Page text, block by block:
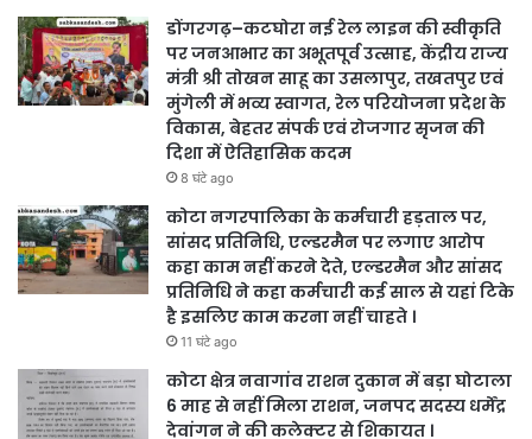
डोंगरगढ़–कटघोरा नई रेल लाइन की स्वीकृति
पर जनआभार का अभूतपूर्व उत्साह, केंद्रीय राज्य
मंत्री श्री तोखन साहू का उसलापुर, तखतपुर एवं
मुंगेली में भव्य स्वागत, रेल परियोजना प्रदेश के
विकास, बेहतर संपर्क एवं रोजगार सृजन की
दिशा में ऐतिहासिक कदम
8 घंटे ago
कोटा नगरपालिका के कर्मचारी हड़ताल पर,
सांसद प्रतिनिधि, एल्डरमैन पर लगाए आरोप
कहा काम नहीं करने देते, एल्डरमैन और सांसद
प्रतिनिधि ने कहा कर्मचारी कई साल से यहां टिके
है इसलिए काम करना नहीं चाहते ।
11 घंटे ago
कोटा क्षेत्र नवागांव राशन दुकान में बड़ा घोटाला
6 माह से नहीं मिला राशन, जनपद सदस्य धर्मेंद्र
देवांगन ने की कलेक्टर से शिकायत ।